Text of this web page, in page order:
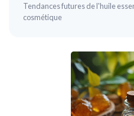
Tendances futures de l'huile
cosmétique